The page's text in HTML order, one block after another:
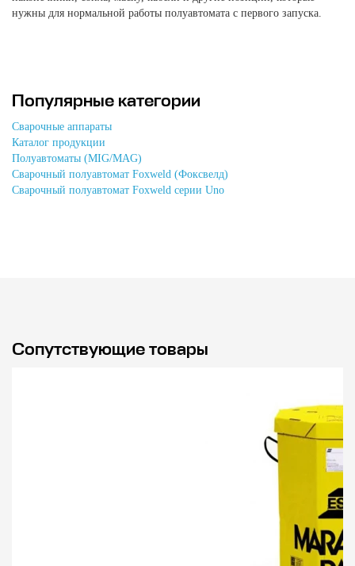
нужны для нормальной работы полуавтомата с первого запуска.
Популярные категории
Сварочные аппараты
Каталог продукции
Полуавтоматы (MIG/MAG)
Сварочный полуавтомат Foxweld (Фоксвелд)
Сварочный полуавтомат Foxweld серии Uno
Сопутствующие товары